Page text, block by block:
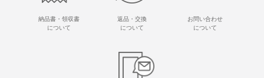
納品書・領収書
について
返品・交換
について
お問い合わせ
について